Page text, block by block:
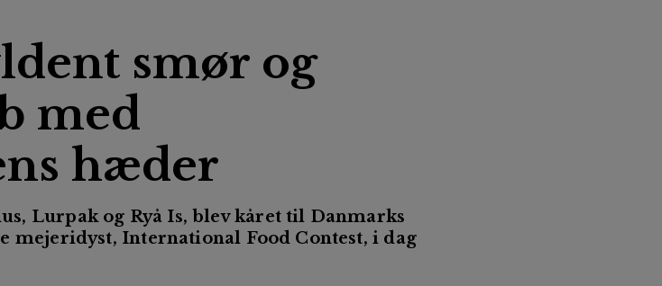
smør og
med
hæder
Lurpak og Ryå Is, blev kåret til Danmarks
mejeridyst, International Food Contest, i dag